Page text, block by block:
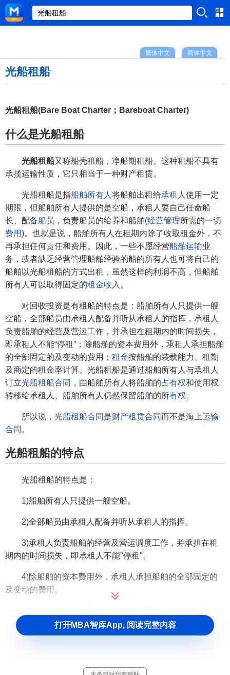
简体中文
繁体中文
光船租船
光船租船(Bare Boat Charter；Bareboat Charter)
什么是光船租船
光船租船又称船壳租船，净船期租船。这种租船不具有
承揽运输性质，它只相当于一种财产租赁。
光船租船是指船舶所有人 将船舶出租给承租人 使用一定
期限，但船舶所有人提供的是空船，承租人要自己任命船
长、配备船员 ，负责船员的给养和船舶(经营管理所需的一切
费用)。也就是说，船舶所有人在租期内除了收取租金外，不
再承担任何责任和费用。因此，一些不愿经营船舶运输业
务，或者缺乏经营管理船舶经验的船的所有人也可将自己的
船舶以光船租船的方式出租，虽然这样的利润不高，但船舶
所有人可以取得固定的租金收入 。
对回收投资是有租船的特点是：船舶所有人只提供一艘
空船，全部船员由承租人配备并听从承租人的指挥，承租人
负责船舶的经营及营运工作，并承担在租期内的时间损失，
即承租人不能“停租”；除船舶的资本费用外，承租人承担船舶
的全部固定的及变动的费用； 租金按船舶的装载能力、租期
及商定的租金率计算。光船租船是通过船舶所有人与承租人
订立光船租船合同 ，由船舶所有人将船舶的占有权和使用权
转移给承租人、船舶所有人仍然保留船舶的所有权。
所以说， 光船租船合同 是财产租赁合同而不是海上运输
合同 。
光船租船的特点
光船租船的特点是：
1)船舶所有人只提供一艘空船。
2)全部船员由承租人配备并听从承租人的指挥。
3)承租人负责船舶的经营及营运调度工作，并承担在租
期内的时间损失，即承租人不能"停租"。
4)除船舶的资本费用外，承租人承担船舶的全部固定的
及变动的费用。
打开MBA智库App, 阅读完整内容